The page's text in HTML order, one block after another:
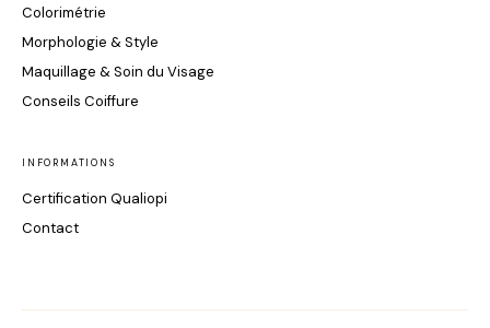
Colorimétrie
Morphologie & Style
Maquillage & Soin du Visage
Conseils Coiffure
INFORMATIONS
Certification Qualiopi
Contact